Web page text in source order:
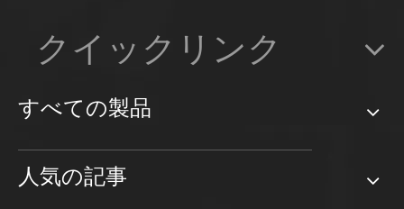
クイックリンク
すべての製品
人気の記事